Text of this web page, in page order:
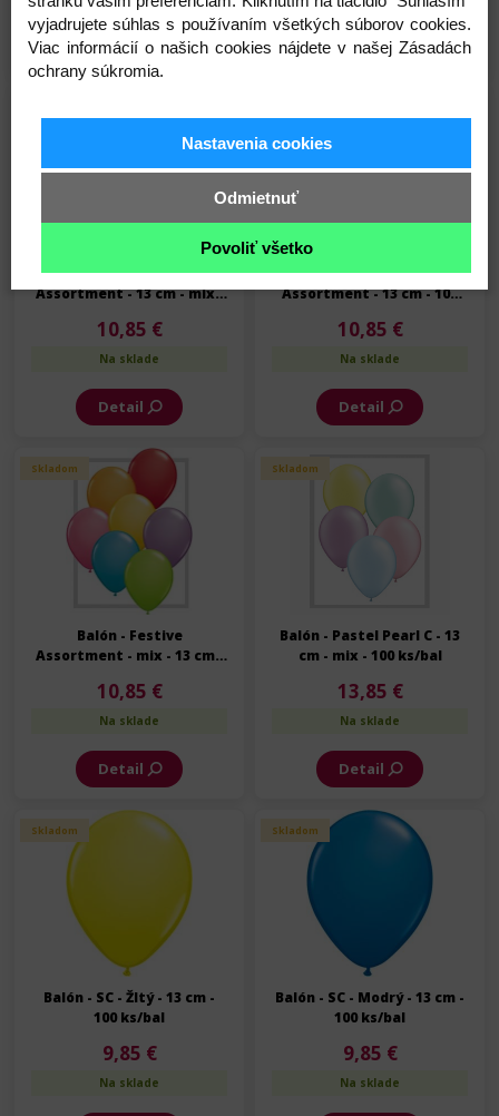
Detail Detail
Balón - Fantasy
Assortment - 13 cm - mix -
10,85 €
Na sklade
Detail
Balón - Carnival
Assortment - 13 cm - 100
10,85 €
Na sklade
Detail
Skladom
Balón - Festive
Assortment - mix - 13 cm -
10,85 €
Na sklade
Detail
Skladom
Balón - Pastel Pearl C - 13
cm - mix - 100 ks/bal
13,85 €
Na sklade
Detail
Skladom
Balón - SC - Žltý - 13 cm -
100 ks/bal
9,85 €
Na sklade
Skladom
Balón - SC - Modrý - 13 cm -
100 ks/bal
9,85 €
Na sklade
vyjadrujete súhlas s používaním všetkých súborov cookies.
Viac informácií o našich cookies nájdete v našej Zásadách
ochrany súkromia.
Nastavenia cookies
Odmietnuť
Povoliť všetko